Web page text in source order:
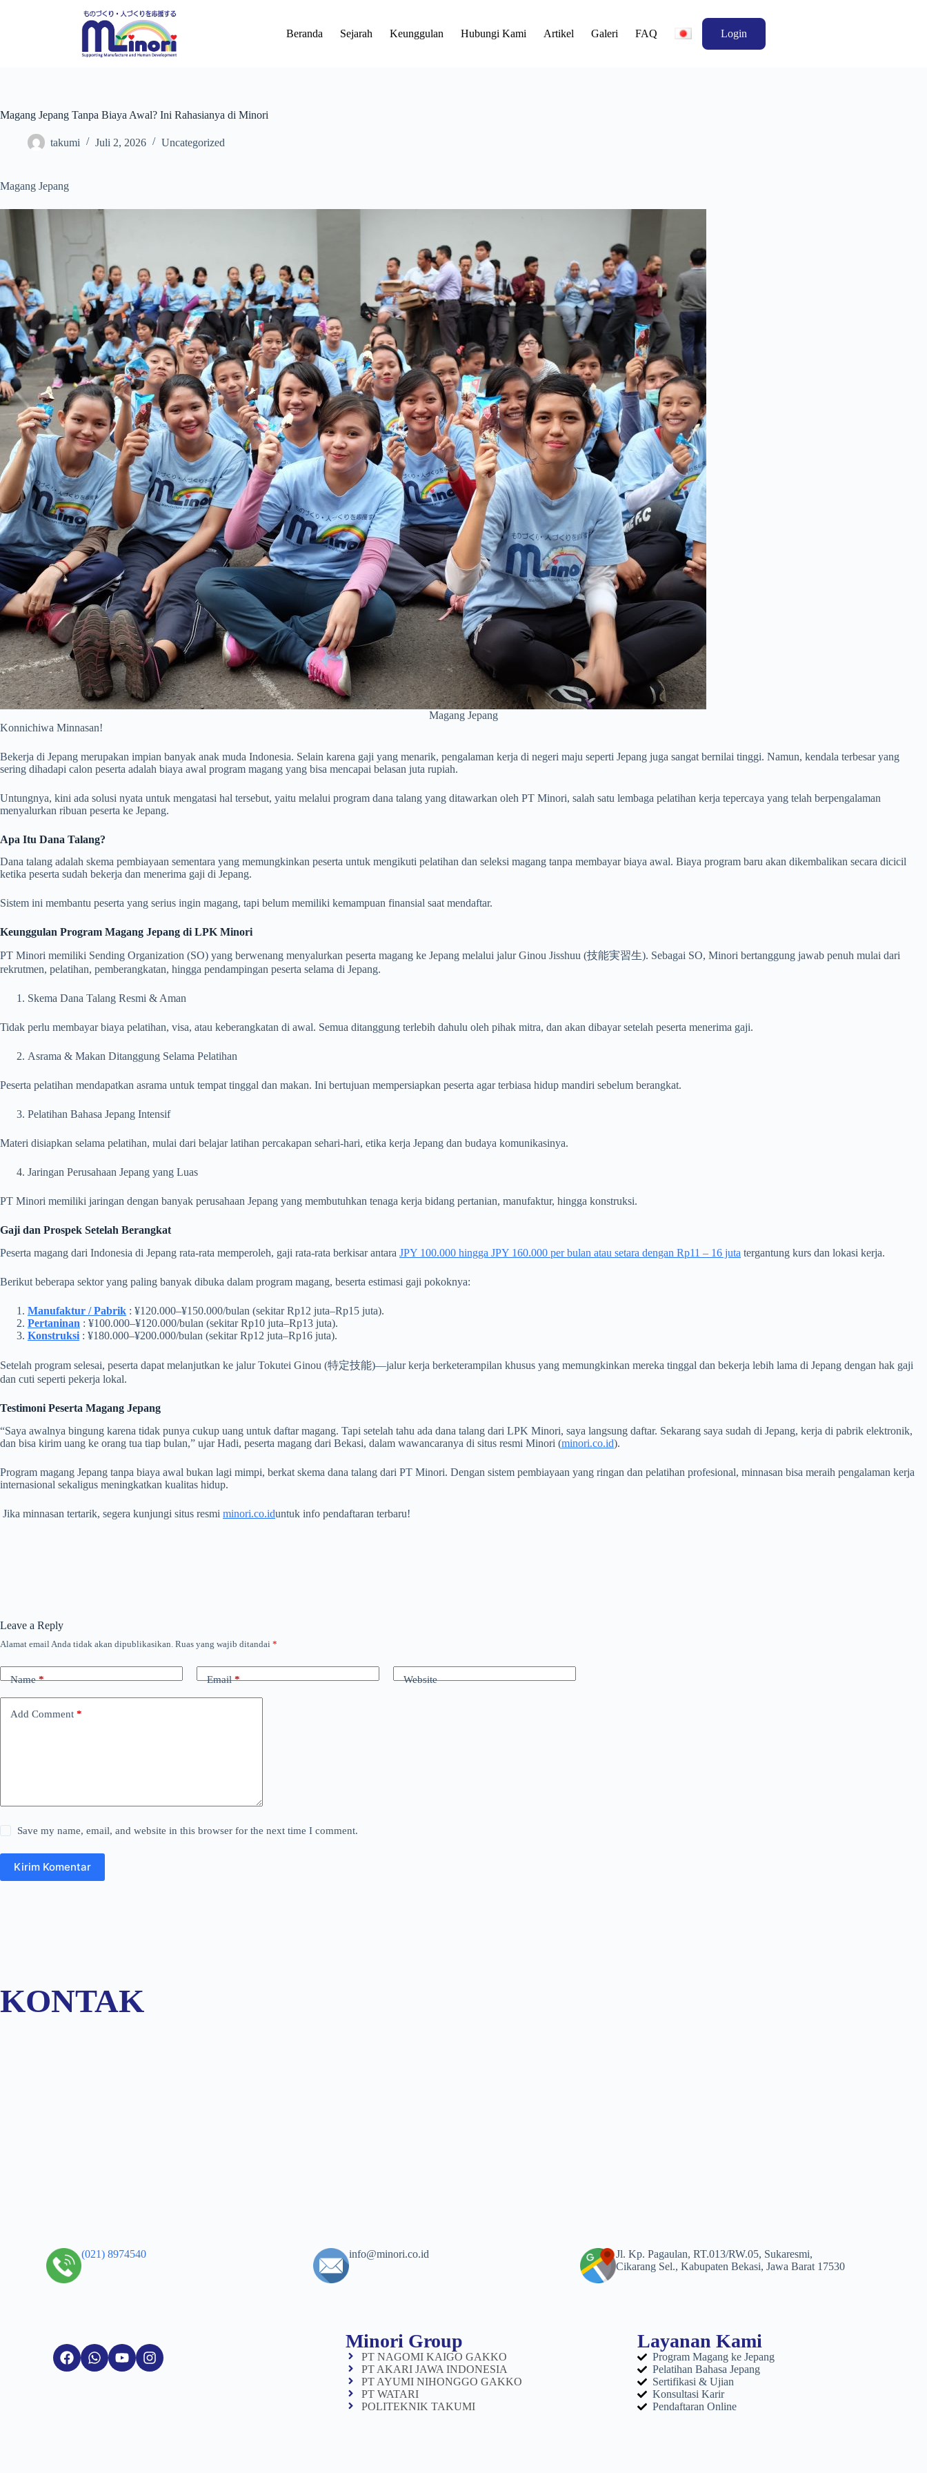
Beranda Sejarah Keunggulan Hubungi Kami Artikel Galeri FAQ Login
Magang Jepang Tanpa Biaya Awal? Ini Rahasianya di Minori
takumi Juli 2, 2026 Uncategorized
Magang Jepang
Magang Jepang
Konnichiwa Minnasan!
Bekerja di Jepang merupakan impian banyak anak muda Indonesia. Selain karena gaji yang menarik, pengalaman kerja di negeri maju seperti Jepang juga sangat bernilai tinggi. Namun, kendala terbesar yang
sering dihadapi calon peserta adalah biaya awal program magang yang bisa mencapai belasan juta rupiah.
Untungnya, kini ada solusi nyata untuk mengatasi hal tersebut, yaitu melalui program dana talang yang ditawarkan oleh PT Minori, salah satu lembaga pelatihan kerja tepercaya yang telah berpengalaman
menyalurkan ribuan peserta ke Jepang.
Apa Itu Dana Talang?
Dana talang adalah skema pembiayaan sementara yang memungkinkan peserta untuk mengikuti pelatihan dan seleksi magang tanpa membayar biaya awal. Biaya program baru akan dikembalikan secara dicicil
ketika peserta sudah bekerja dan menerima gaji di Jepang.
Sistem ini membantu peserta yang serius ingin magang, tapi belum memiliki kemampuan finansial saat mendaftar.
Keunggulan Program Magang Jepang di LPK Minori
PT Minori memiliki Sending Organization (SO) yang berwenang menyalurkan peserta magang ke Jepang melalui jalur Ginou Jisshuu (技能実習生). Sebagai SO, Minori bertanggung jawab penuh mulai dari
rekrutmen, pelatihan, pemberangkatan, hingga pendampingan peserta selama di Jepang.
Skema Dana Talang Resmi & Aman
Tidak perlu membayar biaya pelatihan, visa, atau keberangkatan di awal. Semua ditanggung terlebih dahulu oleh pihak mitra, dan akan dibayar setelah peserta menerima gaji.
Asrama & Makan Ditanggung Selama Pelatihan
Peserta pelatihan mendapatkan asrama untuk tempat tinggal dan makan. Ini bertujuan mempersiapkan peserta agar terbiasa hidup mandiri sebelum berangkat.
Pelatihan Bahasa Jepang Intensif
Materi disiapkan selama pelatihan, mulai dari belajar latihan percakapan sehari-hari, etika kerja Jepang dan budaya komunikasinya.
Jaringan Perusahaan Jepang yang Luas
PT Minori memiliki jaringan dengan banyak perusahaan Jepang yang membutuhkan tenaga kerja bidang pertanian, manufaktur, hingga konstruksi.
Gaji dan Prospek Setelah Berangkat
Peserta magang dari Indonesia di Jepang rata-rata memperoleh, gaji rata-rata berkisar antara JPY 100.000 hingga JPY 160.000 per bulan atau setara dengan Rp11 – 16 juta tergantung kurs dan lokasi kerja.
Berikut beberapa sektor yang paling banyak dibuka dalam program magang, beserta estimasi gaji pokoknya:
Manufaktur / Pabrik : ¥120.000–¥150.000/bulan (sekitar Rp12 juta–Rp15 juta).
Pertaninan : ¥100.000–¥120.000/bulan (sekitar Rp10 juta–Rp13 juta).
Konstruksi : ¥180.000–¥200.000/bulan (sekitar Rp12 juta–Rp16 juta).
Setelah program selesai, peserta dapat melanjutkan ke jalur Tokutei Ginou (特定技能)—jalur kerja berketerampilan khusus yang memungkinkan mereka tinggal dan bekerja lebih lama di Jepang dengan hak gaji
dan cuti seperti pekerja lokal.
Testimoni Peserta Magang Jepang
“Saya awalnya bingung karena tidak punya cukup uang untuk daftar magang. Tapi setelah tahu ada dana talang dari LPK Minori, saya langsung daftar. Sekarang saya sudah di Jepang, kerja di pabrik elektronik,
dan bisa kirim uang ke orang tua tiap bulan,” ujar Hadi, peserta magang dari Bekasi, dalam wawancaranya di situs resmi Minori (minori.co.id).
Program magang Jepang tanpa biaya awal bukan lagi mimpi, berkat skema dana talang dari PT Minori. Dengan sistem pembiayaan yang ringan dan pelatihan profesional, minnasan bisa meraih pengalaman kerja
internasional sekaligus meningkatkan kualitas hidup.
Jika minnasan tertarik, segera kunjungi situs resmi minori.co.iduntuk info pendaftaran terbaru!
Leave a Reply
Alamat email Anda tidak akan dipublikasikan. Ruas yang wajib ditandai *
Name* Email* Website
Add Comment *
Save my name, email, and website in this browser for the next time I comment.
Kirim Komentar
KONTAK
(021) 8974540 info@minori.co.id
Jl. Kp. Pagaulan, RT.013/RW.05, Sukaresmi,
Cikarang Sel., Kabupaten Bekasi, Jawa Barat 17530
Minori Group
PT NAGOMI KAIGO GAKKO
PT AKARI JAWA INDONESIA
PT AYUMI NIHONGGO GAKKO
PT WATARI
POLITEKNIK TAKUMI
Layanan Kami
Program Magang ke Jepang
Pelatihan Bahasa Jepang
Sertifikasi & Ujian
Konsultasi Karir
Pendaftaran Online